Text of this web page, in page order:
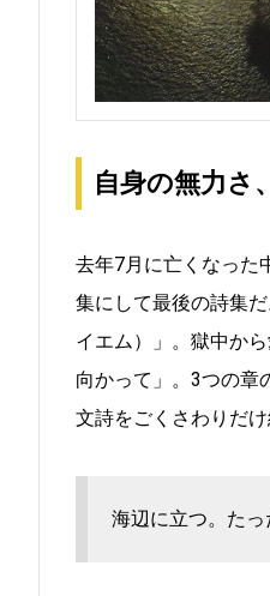
自身の無力さ
去年7月に亡くなった
集にして最後の詩集
イエム）」。獄中か
向かって」。3つの章
文詩をごくさわりだけ
海辺に立つ。たっ